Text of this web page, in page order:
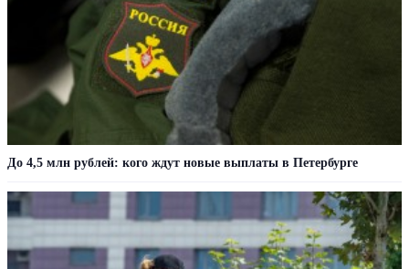
До 4,5 млн рублей: кого ждут новые выплаты в Петербурге